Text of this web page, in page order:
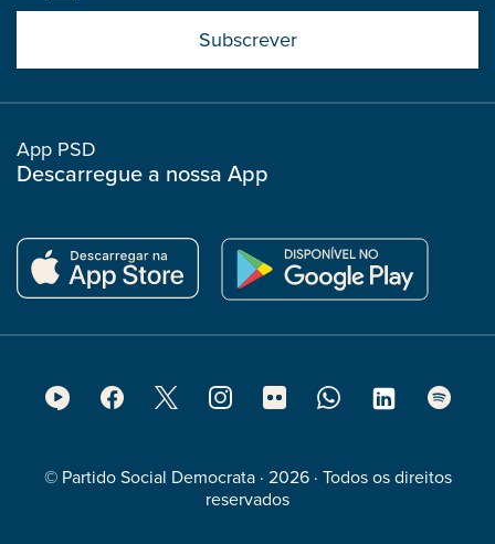
boostrap
col
App PSD
Descarregue a nossa App
© Partido Social Democrata · 2026 · Todos os direitos
reservados
Footer
Media